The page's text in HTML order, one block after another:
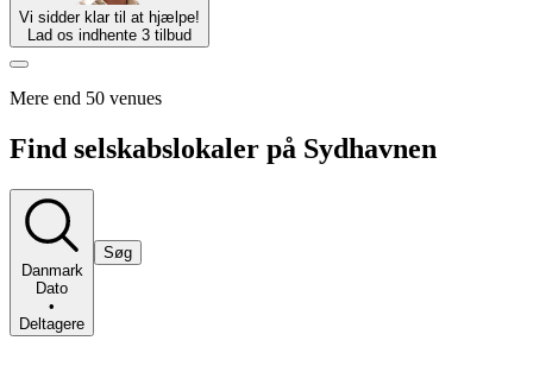
Vi sidder klar til at hjælpe!
Lad os indhente 3 tilbud
Mere end 50 venues
Find selskabslokaler på Sydhavnen
Danmark
Dato
•
Deltagere
Søg